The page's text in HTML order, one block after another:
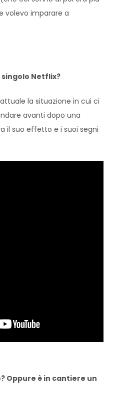
volevo imparare a
Netflix?
la situazione in cui ci
avanti dopo una
il suo effetto e i suoi segni
Oppure è in cantiere un